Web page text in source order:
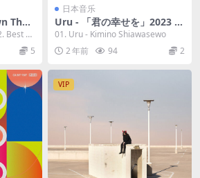
The
[24Bi
580M
Best Ti
5
日本音乐
Uru - 「君の幸せを」2023 [2
4bit/96kHz] [Hi-Res Flac 9
3.9MB]
01. Uru - Kimino Shiawasewo
2 年前
94 2
VIP